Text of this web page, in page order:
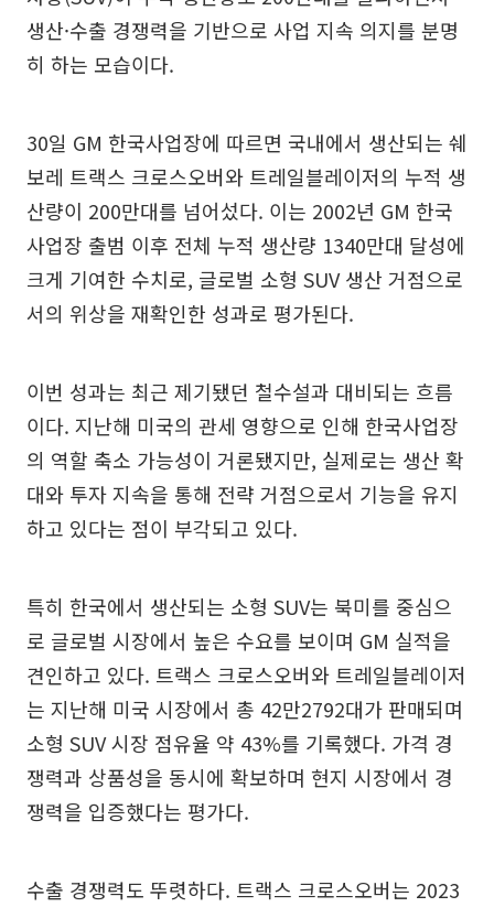
생산·수출 경쟁력을 기반으로 사업 지속 의지를 분명
히 하는 모습이다.
30일 GM 한국사업장에 따르면 국내에서 생산되는 쉐
보레 트랙스 크로스오버와 트레일블레이저의 누적 생
산량이 200만대를 넘어섰다. 이는 2002년 GM 한국
사업장 출범 이후 전체 누적 생산량 1340만대 달성에
크게 기여한 수치로, 글로벌 소형 SUV 생산 거점으로
서의 위상을 재확인한 성과로 평가된다.
이번 성과는 최근 제기됐던 철수설과 대비되는 흐름
이다. 지난해 미국의 관세 영향으로 인해 한국사업장
의 역할 축소 가능성이 거론됐지만, 실제로는 생산 확
대와 투자 지속을 통해 전략 거점으로서 기능을 유지
하고 있다는 점이 부각되고 있다.
특히 한국에서 생산되는 소형 SUV는 북미를 중심으
로 글로벌 시장에서 높은 수요를 보이며 GM 실적을
견인하고 있다. 트랙스 크로스오버와 트레일블레이저
는 지난해 미국 시장에서 총 42만2792대가 판매되며
소형 SUV 시장 점유율 약 43%를 기록했다. 가격 경
쟁력과 상품성을 동시에 확보하며 현지 시장에서 경
쟁력을 입증했다는 평가다.
수출 경쟁력도 뚜렷하다. 트랙스 크로스오버는 2023